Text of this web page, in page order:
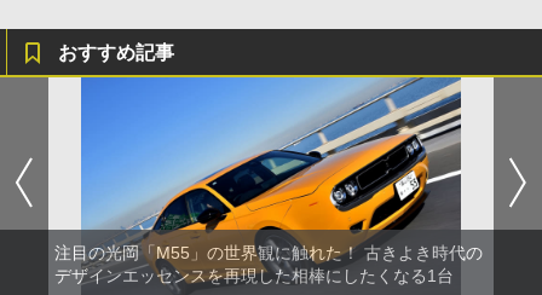
おすすめ記事
注目の光岡「M55」の世界観に触れた！ 古きよき時代の
デザインエッセンスを再現した相棒にしたくなる1台